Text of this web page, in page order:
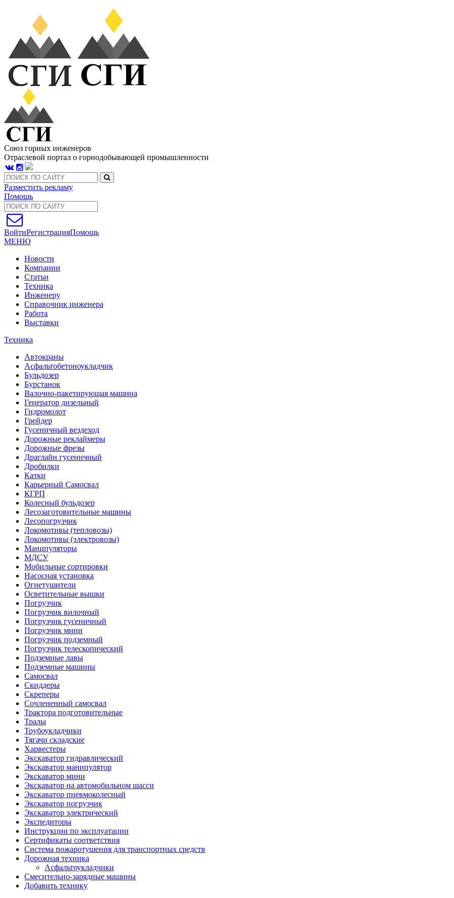
Союз горных инженеров
Отраслевой портал о горнодобывающей промышленности
Разместить рекламу
Помощь
ВойтиРегистрацияПомощь
МЕНЮ
Новости
Компании
Статьи
Техника
Инженеру
Справочник инженера
Работа
Выставки
Техника
Автокраны
Асфальтобетоноукладчик
Бульдозер
Бурстанок
Валочно-пакетирующая машина
Генератор дизельный
Гидромолот
Грейдер
Гусеничный вездеход
Дорожные реклаймеры
Дорожные фрезы
Драглайн гусеничный
Дробилки
Катки
Карьерный Самосвал
КГРП
Колесный бульдозер
Лесозаготовительные машины
Лесопогрузчик
Локомотивы (тепловозы)
Локомотивы (электровозы)
Манипуляторы
МДСУ
Мобильные сортировки
Насосная установка
Огнетушители
Осветительные вышки
Погрузчик
Погрузчик вилочный
Погрузчик гусеничный
Погрузчик мини
Погрузчик подземный
Погрузчик телескопический
Подземные лавы
Подземные машины
Самосвал
Скиддеры
Скреперы
Сочлененный самосвал
Трактора подготовительные
Тралы
Трубоукладчики
Тягачи складские
Харвестеры
Экскаватор гидравлический
Экскаватор манипулятор
Экскаватор мини
Экскаватор на автомобильном шасси
Экскаватор пневмоколесный
Экскаватор погрузчик
Экскаватор электрический
Экспедиторы
Инструкции по эксплуатации
Сертификаты соответствия
Система пожаротушения для транспортных средств
Дорожная техника
Асфальтоукладчики
Смесительно-зарядные машины
Добавить технику